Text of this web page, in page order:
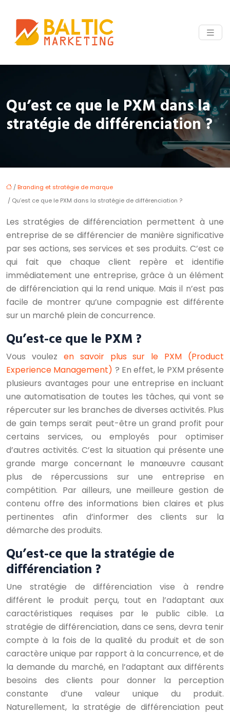
Qu’est ce que le PXM dans la
stratégie de différenciation ?
/ Branding et stratégie de marque
/ Qu’est ce que le PXM dans la stratégie de différenciation ?
Les stratégies de différenciation permettent à une
entreprise de se différencier de manière significative
par ses actions, ses services et ses produits. C’est ce
qui fait que chaque client repère et identifie
immédiatement une entreprise, grâce à un élément
de différenciation qui la rend unique. Mais il n’est pas
facile de montrer qu’une compagnie est différente
sur un marché plein de concurrence.
Qu’est-ce que le PXM ?
Vous voulez en savoir plus sur le PXM (Product
Experience Management) ? En effet, le PXM présente
plusieurs avantages pour une entreprise en incluant
une automatisation de toutes les tâches, qui vont se
répercuter sur les branches de diverses activités. Plus
de gain temps serait peut-être un grand profit pour
certains services, ou employés pour optimiser
d’autres activités. C’est la situation qui présente une
grande marge concernant le manœuvre causant
plus de répercussions sur une entreprise en
compétition. Par ailleurs, une meilleure gestion de
contenu offre des informations bien claires et plus
pertinentes afin d’informer des clients sur la
démarche des produits.
Qu’est-ce que la stratégie de
différenciation ?
Une stratégie de différenciation vise à rendre
différent le produit perçu, tout en l’adaptant aux
caractéristiques requises par le public cible. La
stratégie de différenciation, dans ce sens, devra tenir
compte à la fois de la qualité du produit et de son
caractère unique par rapport à la concurrence, et de
la demande du marché, en l’adaptant aux différents
besoins des clients pour donner la perception
constante d’une valeur unique du produit.
Naturellement, la stratégie de différenciation peut